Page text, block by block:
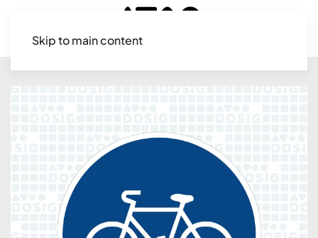
Skip to main content